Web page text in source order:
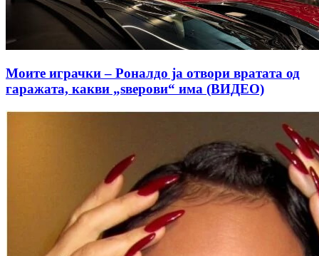
Моите играчки – Роналдо ја отвори вратата од
гаражата, какви „ѕверови“ има (ВИДЕО)